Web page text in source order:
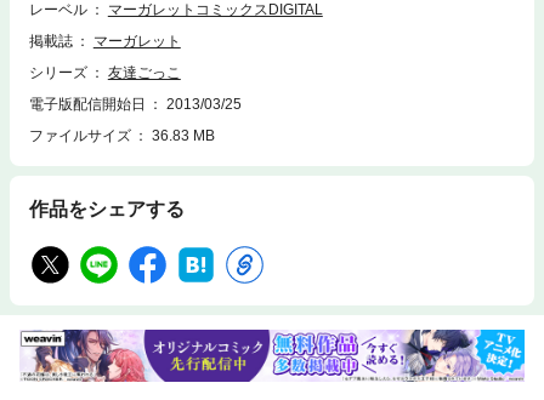
レーベル
マーガレットコミックスDIGITAL
掲載誌
マーガレット
シリーズ
友達ごっこ
電子版配信開始日
2013/03/25
ファイルサイズ
36.83 MB
作品をシェアする